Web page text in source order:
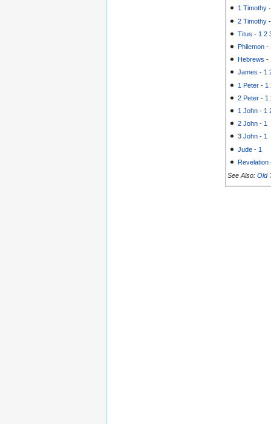
1 Timothy
2 Timothy
Titus - 1 2
Philemon -
Hebrews -
James -1
1 Peter - 1
2 Peter - 1
1 John - 1
2 John - 1
3 John -1
Jude - 1
Revelation
See Also: Old